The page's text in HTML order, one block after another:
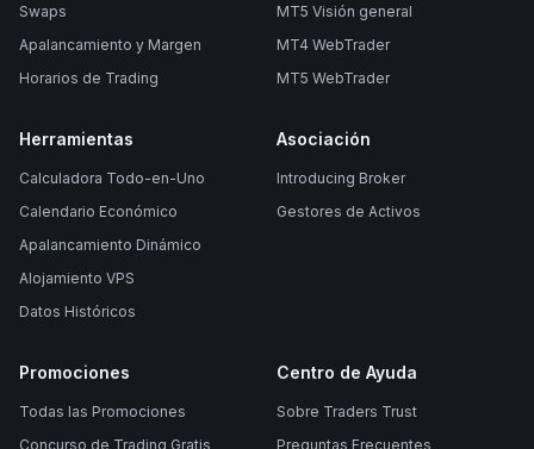
Swaps
Apalancamiento y Margen
Horarios de Trading
MT5 Visión general
MT4 WebTrader
MT5 WebTrader
Herramientas
Calculadora Todo-en-Uno
Calendario Económico
Apalancamiento Dinámico
Alojamiento VPS
Datos Históricos
Asociación
Introducing Broker
Gestores de Activos
Promociones
Todas las Promociones
Concurso de Trading Gratis
Centro de Ayuda
Sobre Traders Trust
Preguntas Frecuentes